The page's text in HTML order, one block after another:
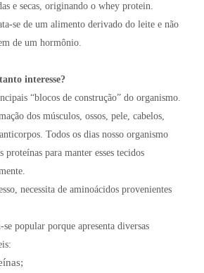
e secas, originando o whey protein.
se de um alimento derivado do leite e não
de um hormônio.
interesse?
“blocos de construção” do organismo.
dos músculos, ossos, pele, cabelos,
Todos os dias nosso organismo
proteínas para manter esses tecidos
necessita de aminoácidos provenientes
popular porque apresenta diversas